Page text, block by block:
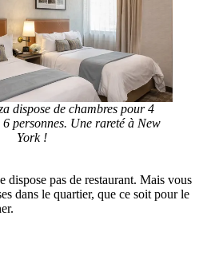
dispose de chambres pour 4
6 personnes. Une rareté à New
York !
pas de restaurant. Mais vous
dans le quartier, que ce soit pour le